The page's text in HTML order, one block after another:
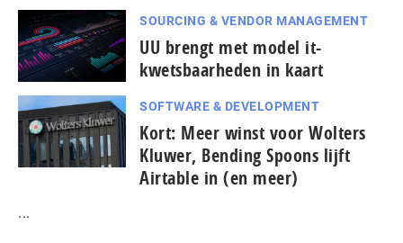
SOURCING & VENDOR MANAGEMENT
UU brengt met model it-
kwetsbaarheden in kaart
SOFTWARE & DEVELOPMENT
Kort: Meer winst voor Wolters
Kluwer, Bending Spoons lijft
Airtable in (en meer)
...